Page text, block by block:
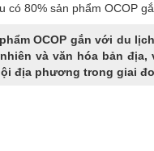
có 80% sản phẩm OCOP
OCOP gắn với du
và văn hóa bản
địa phương trong giai